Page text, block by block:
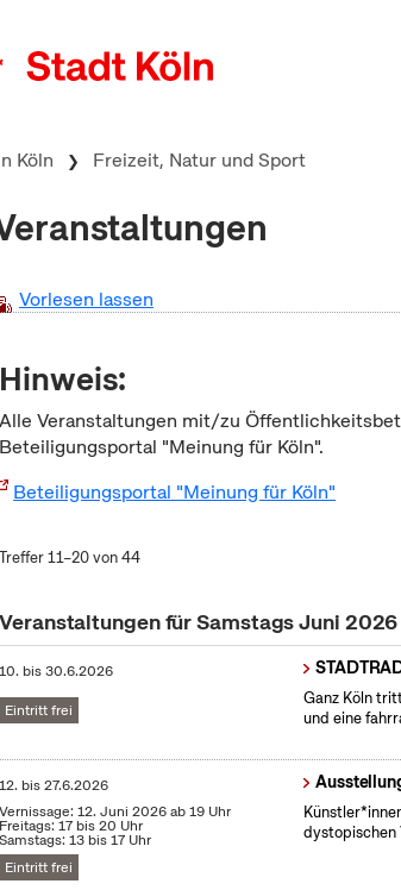
Köln Freizeit, Natur und Sport
Vorlesen lassen
Hinweis:
Alle Veranstaltungen mit/zu
Beteiligungsportal "Meinung für Köln".
Beteiligungsportal "Meinung für Köln"
Treffer 11–20 von 44
Veranstaltungen für Samstags Juni 2026
10. bis30.6.2026
Eintritt frei
Ganz Köln
und eine
12. bis27.6.2026
Vernissage: 12. Juni 2026 ab 19 Uhr
Freitags: 17 bis 20 Uhr
Samstags: 13 bis 17 Uhr
Eintritt frei
dystopischen